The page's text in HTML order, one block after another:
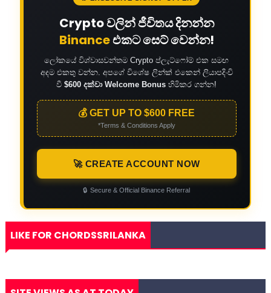
Crypto වලින් ජීවිතය දිනන්න
Binanceඑකට සෙට් වෙන්න!
ලෝකයේ විශ්වාසවන්තම Crypto ප්ලැට්ෆෝම් එක සමඟ
අදම එකතු වන්න. අපගේ විශේෂ ලින්ක් එකෙන් ලියාපදිංචි
වී$600 දක්වා Welcome Bonus හිමිකර ගන්න!
💰 GET UP TO $600 FREE
*Terms & Conditions Apply
🚀 CREATE ACCOUNT NOW
🔒 Secure & Official Binance Referral
LIKE FOR CHORDSSRILANKA